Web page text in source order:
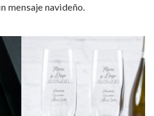
mensaje navideño.